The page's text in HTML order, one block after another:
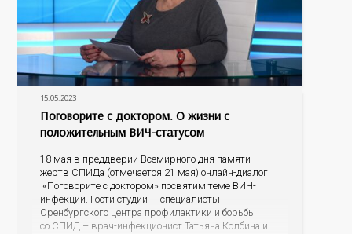
15.05.2023
Поговорите с доктором. О жизни с
положительным ВИЧ-статусом
18 мая в преддверии Всемирного дня памяти
жертв СПИДа (отмечается 21 мая) онлайн-диалог
«Поговорите с доктором» посвятим теме ВИЧ-
инфекции. Гости студии — специалисты
Оренбургского центра профилактики и борьбы
со СПИД – врач-инфекционист Татьяна Колбина и